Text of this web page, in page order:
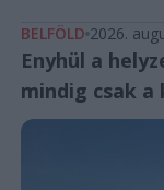
BELFÖLD 2026.
Enyhül a
mindig csak